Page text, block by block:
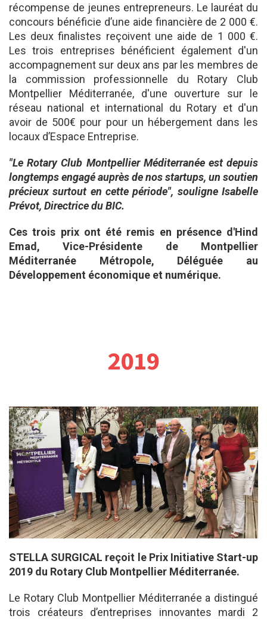
récompense de jeunes entrepreneurs. Le lauréat du
concours bénéficie d’une aide financière de 2 000 €.
Les deux finalistes reçoivent une aide de 1 000 €.
Les trois entreprises bénéficient également d'un
accompagnement sur deux ans par les membres de
la commission professionnelle du Rotary Club
Montpellier Méditerranée, d'une ouverture sur le
réseau national et international du Rotary et d'un
avoir de 500€ pour pour un hébergement dans les
locaux d’Espace Entreprise.
"Le Rotary Club Montpellier Méditerranée est depuis
longtemps engagé auprès de nos startups, un soutien
précieux surtout en cette période", souligne Isabelle
Prévot, Directrice du BIC.
Ces trois prix ont été remis en présence d'Hind
Emad, Vice-Présidente de Montpellier
Méditerranée Métropole, Déléguée au
Développement économique et numérique.
2019
STELLA SURGICAL reçoit le Prix Initiative Start-up
2019 du Rotary Club Montpellier Méditerranée.
Le Rotary Club Montpellier Méditerranée a distingué
trois créateurs d’entreprises innovantes mardi 2